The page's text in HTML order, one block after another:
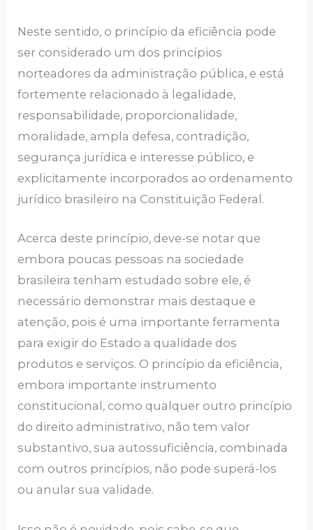
Neste sentido, o princípio da eficiência pode
ser considerado um dos princípios
norteadores da administração pública, e está
fortemente relacionado à legalidade,
responsabilidade, proporcionalidade,
moralidade, ampla defesa, contradição,
segurança jurídica e interesse público, e
explicitamente incorporados ao ordenamento
jurídico brasileiro na Constituição Federal.
Acerca deste princípio, deve-se notar que
embora poucas pessoas na sociedade
brasileira tenham estudado sobre ele, é
necessário demonstrar mais destaque e
atenção, pois é uma importante ferramenta
para exigir do Estado a qualidade dos
produtos e serviços. O princípio da eficiência,
embora importante instrumento
constitucional, como qualquer outro princípio
do direito administrativo, não tem valor
substantivo, sua autossuficiência, combinada
com outros princípios, não pode superá-los
ou anular sua validade.